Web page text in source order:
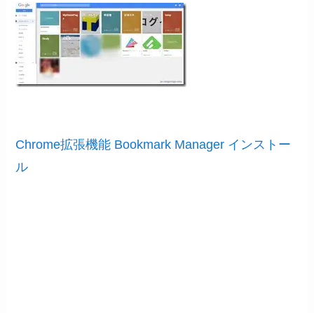
Chrome拡張機能 Bookmark Manager インストー
ル